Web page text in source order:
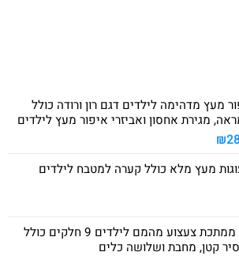
מעץ מדהימה לילדים דגם רון ורודה כולל
מגירת אחסון ואביזרי איפור מעץ לילדים
₪המחיר
הוא:
מעץ מלא כולל קערה למטבח לילדים
סט סירים ממתכת צעצוע מהמם לילדים 9 חלקים כולל
סיר קטן, מחבת ושלושה כלים